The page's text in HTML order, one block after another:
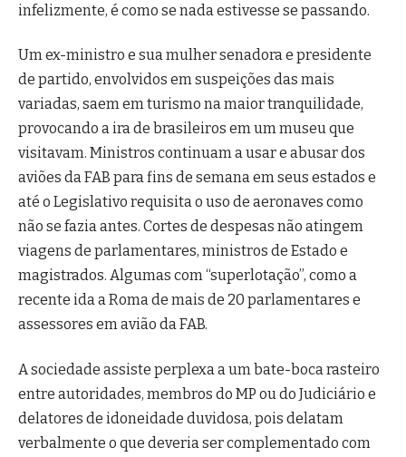
infelizmente, é como se nada estivesse se passando.
Um ex-ministro e sua mulher senadora e presidente
de partido, envolvidos em suspeições das mais
variadas, saem em turismo na maior tranquilidade,
provocando a ira de brasileiros em um museu que
visitavam. Ministros continuam a usar e abusar dos
aviões da FAB para fins de semana em seus estados e
até o Legislativo requisita o uso de aeronaves como
não se fazia antes. Cortes de despesas não atingem
viagens de parlamentares, ministros de Estado e
magistrados. Algumas com “superlotação”, como a
recente ida a Roma de mais de 20 parlamentares e
assessores em avião da FAB.
A sociedade assiste perplexa a um bate-boca rasteiro
entre autoridades, membros do MP ou do Judiciário e
delatores de idoneidade duvidosa, pois delatam
verbalmente o que deveria ser complementado com